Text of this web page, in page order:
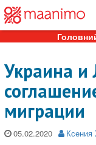
Украина и
миграции
05.02.2020 Ксения